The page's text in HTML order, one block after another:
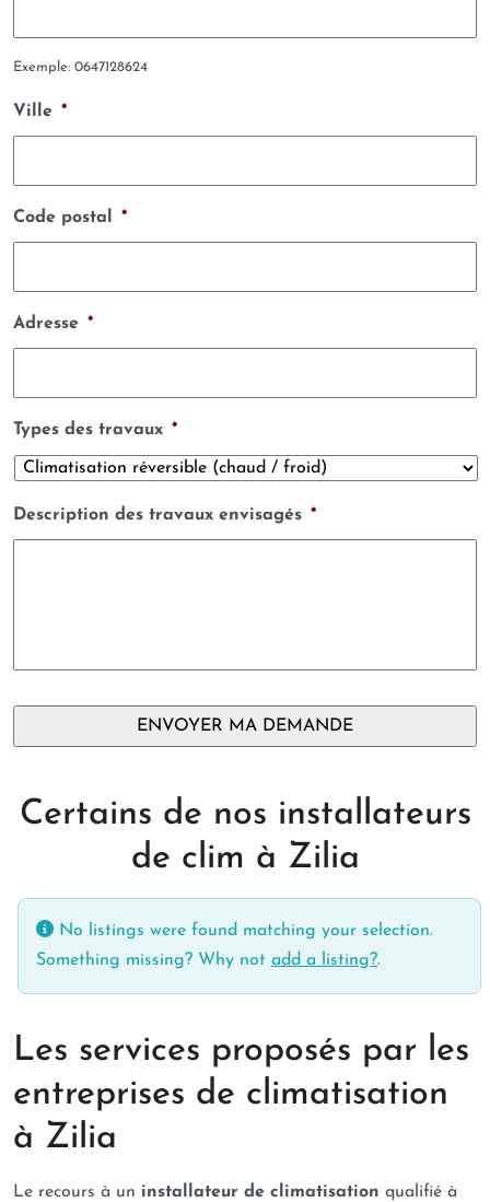
Exemple: 0647128624
Ville *
Code postal *
Adresse *
Types des travaux *
Description des travaux envisagés *
Certains de nos installateurs
de clim à Zilia
No listings were found matching your selection.
Something missing? Why not add a listing?.
Les services proposés par les
entreprises de climatisation
à Zilia
Le recours à un installateur de climatisation qualifié à